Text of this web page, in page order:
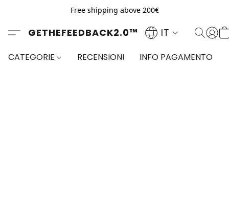
Free shipping above 200€
GETHEFEEDBACK2.0™ IT
CATEGORIE RECENSIONI INFO PAGAMENTO